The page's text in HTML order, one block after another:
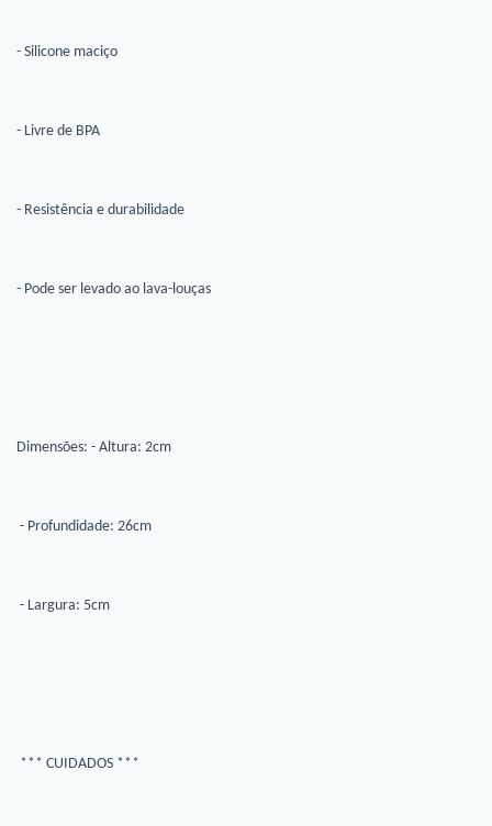
- Silicone maciço
- Livre de BPA
- Resistência e durabilidade
- Pode ser levado ao lava-louças
Dimensões: - Altura: 2cm
- Profundidade: 26cm
- Largura: 5cm
*** CUIDADOS ***